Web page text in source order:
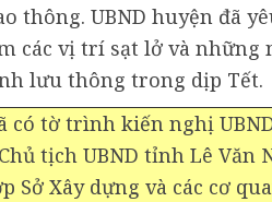
thông. UBND huyện đã
các vị trí sạt lở và
lưu thông trong dịp Tết.
có tờ trình kiến nghị
tịch UBND tỉnh Lê Văn
Sở Xây dựng và các cơ